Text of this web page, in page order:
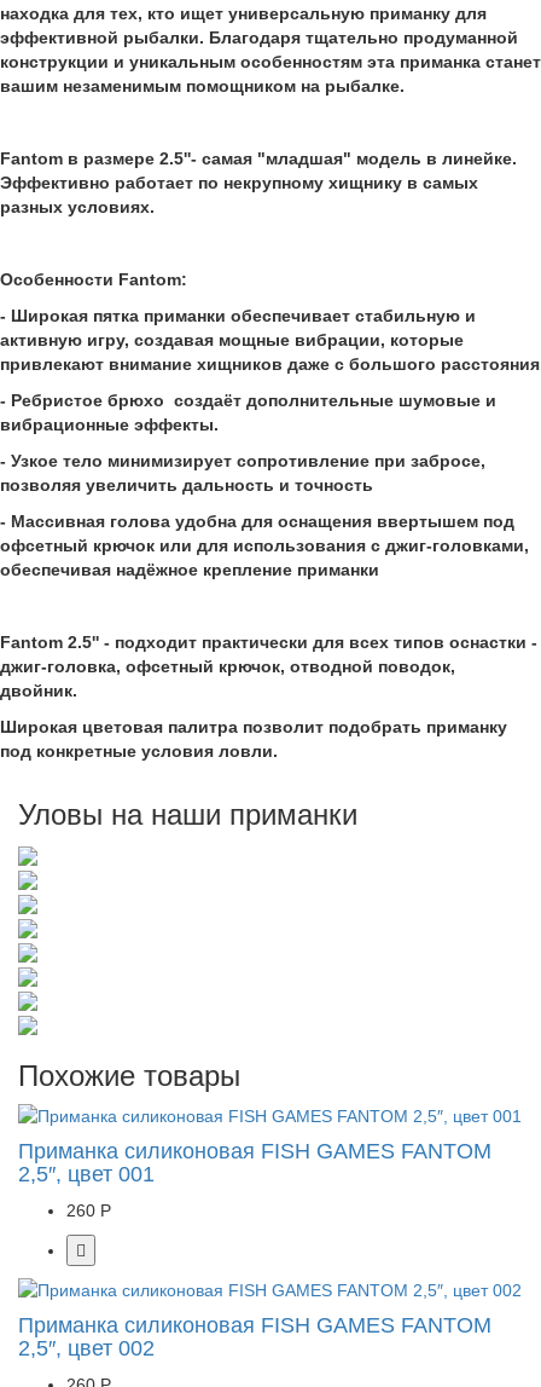
находка для тех, кто ищет универсальную приманку для
эффективной рыбалки. Благодаря тщательно продуманной
конструкции и уникальным особенностям эта приманка станет
вашим незаменимым помощником на рыбалке.
Fantom в размере 2.5''- самая "младшая" модель в линейке.
Эффективно работает по некрупному хищнику в самых
разных условиях.
Особенности Fantom:
- Широкая пятка приманки обеспечивает стабильную и
активную игру, создавая мощные вибрации, которые
привлекают внимание хищников даже с большого расстояния
- Ребристое брюхо создаёт дополнительные шумовые и
вибрационные эффекты.
- Узкое тело минимизирует сопротивление при забросе,
позволяя увеличить дальность и точность
- Массивная голова удобна для оснащения ввертышем под
офсетный крючок или для использования с джиг-головками,
обеспечивая надёжное крепление приманки
Fantom 2.5'' - подходит практически для всех типов оснастки -
джиг-головка, офсетный крючок, отводной поводок,
двойник.
Широкая цветовая палитра позволит подобрать приманку
под конкретные условия ловли.
Уловы на наши приманки
Похожие товары
Приманка силиконовая FISH GAMES FANTOM
2,5″, цвет 001
260 Р
Приманка силиконовая FISH GAMES FANTOM
2,5″, цвет 002